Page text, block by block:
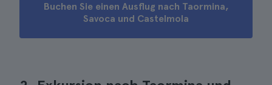
Buchen Sie einen Ausflug nach Taormina,
Savoca und Castelmola